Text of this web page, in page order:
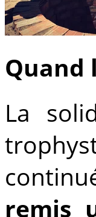
Quand
La
remis